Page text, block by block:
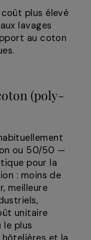
plus élevé
lavages
au coton
(poly-
ou 50/50 —
pour la
: moins de
meilleure
unitaire
le plus